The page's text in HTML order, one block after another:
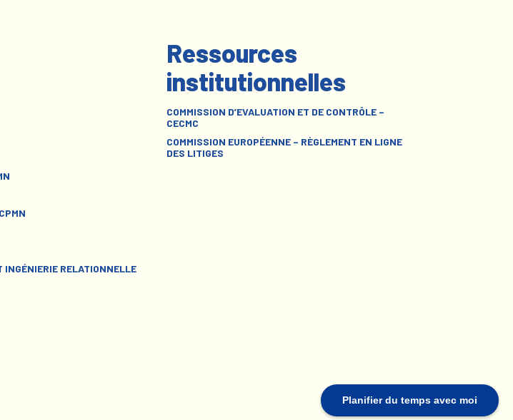
Planifier du temps avec moi
INGÉNIERIE RELATIONNELLE
Ressources
institutionnelles
COMMISSION D’EVALUATION ET DE CONTRÔLE –
CECMC
COMMISSION EUROPÉENNE – RÈGLEMENT EN LIGNE
DES LITIGES